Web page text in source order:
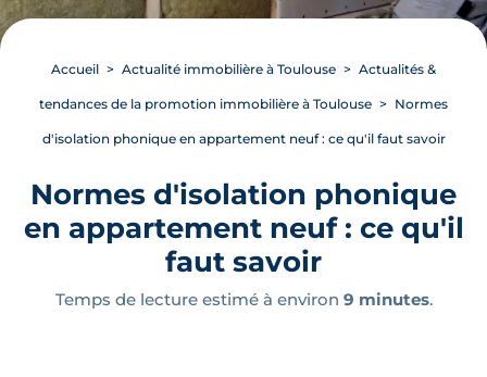
Accueil Actualité immobilière à Toulouse Actualités &
tendances de la promotion immobilière à Toulouse Normes
d'isolation phonique en appartement neuf : ce qu'il faut savoir
Normes d'isolation phonique
en appartement neuf : ce qu'il
faut savoir
Temps de lecture estimé à environ 9 minutes.